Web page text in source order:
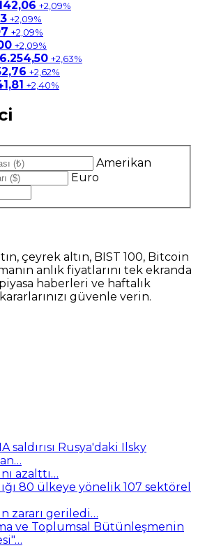
+2,09%
+2,09%
+2,09%
+2,09%
6.254,50 +2,63%
+2,62%
+2,40%
Amerikan
Euro
çeyrek altın, BIST 100, Bitcoin
anlık fiyatlarını tek ekranda
haberleri ve haftalık
güvenle verin.
saldırısı Rusya'daki Ilsky
azalttı…
80 ülkeye yönelik 107 sektörel
zararı geriledi…
ve Toplumsal Bütünleşmenin